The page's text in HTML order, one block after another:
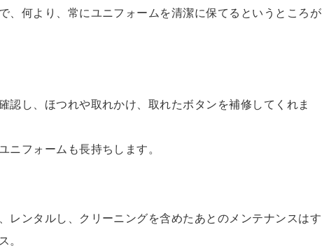
、何より、常にユニフォームを清潔に保てるというところが
認し、ほつれや取れかけ、取れたボタンを補修してくれま
ニフォームも長持ちします。
レンタルし、クリーニングを含めたあとのメンテナンスはす
。